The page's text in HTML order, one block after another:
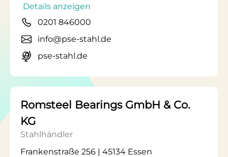
Details anzeigen
0201 846000
info@pse-stahl.de
pse-stahl.de
Romsteel Bearings GmbH & Co.
KG
Stahlhändler
Frankenstraße 256 | 45134 Essen